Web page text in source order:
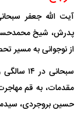
پدرش، شیخ محمدحسین
از نوجوانی به مسیر
سبحانی
مقدمات، به قم
حسین بروجردی،